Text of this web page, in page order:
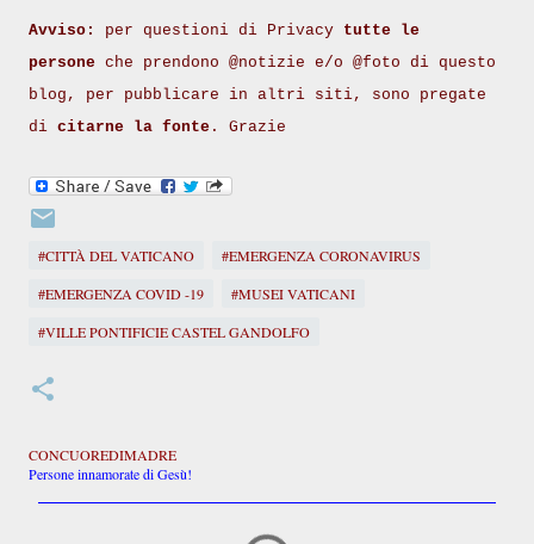
Avviso: per questioni di Privacy tutte le
persone che prendono @notizie e/o @foto di questo
blog, per pubblicare in altri siti, sono pregate
di citarne la fonte . Grazie
#CITTÀ DEL VATICANO
#EMERGENZA CORONAVIRUS
#EMERGENZA COVID -19
#MUSEI VATICANI
#VILLE PONTIFICIE CASTEL GANDOLFO
CONCUOREDIMADRE
Persone innamorate di Gesù!